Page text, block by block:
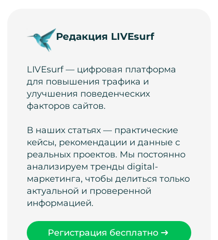
Редакция LIVEsurf
LIVEsurf — цифровая платформа
для повышения трафика и
улучшения поведенческих
факторов сайтов.
В наших статьях — практические
кейсы, рекомендации и данные с
реальных проектов. Мы постоянно
анализируем тренды digital-
маркетинга, чтобы делиться только
актуальной и проверенной
информацией.
Регистрация бесплатно